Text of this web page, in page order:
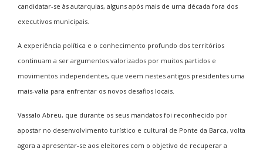
candidatar-se às autarquias, alguns após mais de uma década fora dos
executivos municipais.
A experiência política e o conhecimento profundo dos territórios
continuam a ser argumentos valorizados por muitos partidos e
movimentos independentes, que veem nestes antigos presidentes uma
mais-valia para enfrentar os novos desafios locais.
Vassalo Abreu, que durante os seus mandatos foi reconhecido por
apostar no desenvolvimento turístico e cultural de Ponte da Barca, volta
agora a apresentar-se aos eleitores com o objetivo de recuperar a